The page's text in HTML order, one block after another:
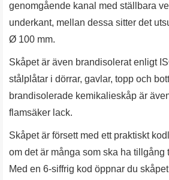
genomgående kanal med ställbara
underkant, mellan dessa sitter det
Ø 100 mm.
Skåpet är även brandisolerat enligt
stålplåtar i dörrar, gavlar, topp och
brandisolerade kemikalieskåp är
flamsäker lack.
Skåpet är försett med ett praktiskt
om det är många som ska ha tillgång
Med en 6-siffrig kod öppnar du